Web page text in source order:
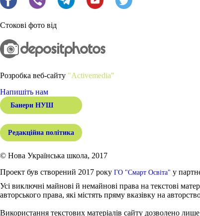
Стокові фото від
Розробка веб-сайту "Activemedia"
Напишіть нам
Банери НУШ
Редакційна політика
© Нова Українська школа, 2017
Проект був створений 2017 року ГО "Смарт Освіта" у
Усі виключні майнові й немайнові права на текстові
авторського права, які містять пряму вказівку на
Використання текстових матеріалів сайту дозволено